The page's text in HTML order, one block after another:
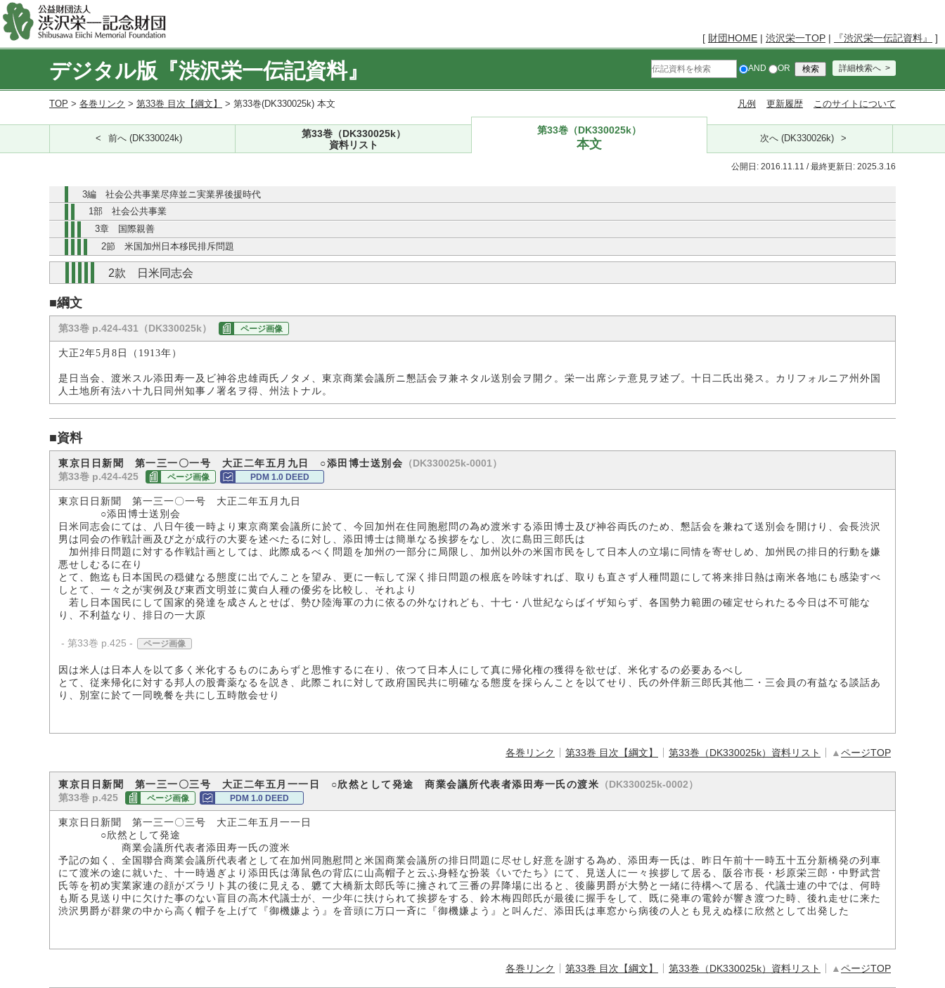
[ 財団HOME | 渋沢栄一TOP | 『渋沢栄一伝記資料』 ]
デジタル版『渋沢栄一伝記資料』 AND OR 詳細検索へ
TOP > 各巻リンク > 第33巻 目次【綱文】 > 第33巻(DK330025k) 本文 凡例 更新履歴 このサイトについて
前へ (DK330024k)
第33巻（DK330025k）
資料リスト
第33巻（DK330025k）
本文 次へ (DK330026k)
公開日: 2016.11.11 / 最終更新日: 2025.3.16
3編 社会公共事業尽瘁並ニ実業界後援時代
1部 社会公共事業
3章 国際親善
2節 米国加州日本移民排斥問題
2款 日米同志会
■綱文
第33巻 p.424-431（DK330025k） ページ画像
大正2年5月8日（1913年）
是日当会、渡米スル添田寿一及ビ神谷忠雄両氏ノタメ、東京商業会議所ニ懇話会ヲ兼ネタル送別会ヲ開ク。栄一出席シテ意見ヲ述ブ。十日二氏出発ス。カリフォルニア州外国
人土地所有法ハ十九日同州知事ノ署名ヲ得、州法トナル。
■資料
東京日日新聞 第一三一〇一号 大正二年五月九日 ○添田博士送別会 （DK330025k-0001）
第33巻 p.424-425
ページ画像 PDM 1.0 DEED
東京日日新聞 第一三一〇一号 大正二年五月九日
○添田博士送別会
日米同志会にては、八日午後一時より東京商業会議所に於て、今回加州在住同胞慰問の為め渡米する添田博士及び神谷両氏のため、懇話会を兼ねて送別会を開けり、会長渋沢
男は同会の作戦計画及び之が成行の大要を述べたるに対し、添田博士は簡単なる挨拶をなし、次に島田三郎氏は
加州排日問題に対する作戦計画としては、此際成るべく問題を加州の一部分に局限し、加州以外の米国市民をして日本人の立場に同情を寄せしめ、加州民の排日的行動を嫌
悪せしむるに在り
とて、飽迄も日本国民の穏健なる態度に出でんことを望み、更に一転して深く排日問題の根底を吟味すれば、取りも直さず人種問題にして将来排日熱は南米各地にも感染すべ
しとて、一々之が実例及び東西文明並に黄白人種の優劣を比較し、それより
若し日本国民にして国家的発達を成さんとせば、勢ひ陸海軍の力に依るの外なけれども、十七・八世紀ならばイザ知らず、各国勢力範囲の確定せられたる今日は不可能な
り、不利益なり、排日の一大原
- 第33巻 p.425 - ページ画像
因は米人は日本人を以て多く米化するものにあらずと思惟するに在り、依つて日本人にして真に帰化権の獲得を欲せば、米化するの必要あるべし
とて、従来帰化に対する邦人の股膏薬なるを説き、此際これに対して政府国民共に明確なる態度を採らんことを以てせり、氏の外伴新三郎氏其他二・三会員の有益なる談話あ
り、別室に於て一同晩餐を共にし五時散会せり
各巻リンク 第33巻 目次【綱文】 第33巻（DK330025k）資料リスト ▲ページTOP
東京日日新聞 第一三一〇三号 大正二年五月一一日 ○欣然として発途 商業会議所代表者添田寿一氏の渡米 （DK330025k-0002）
第33巻 p.425
ページ画像 PDM 1.0 DEED
東京日日新聞 第一三一〇三号 大正二年五月一一日
○欣然として発途
商業会議所代表者添田寿一氏の渡米
予記の如く、全国聯合商業会議所代表者として在加州同胞慰問と米国商業会議所の排日問題に尽せし好意を謝する為め、添田寿一氏は、昨日午前十一時五十五分新橋発の列車
にて渡米の途に就いた、十一時過ぎより添田氏は薄鼠色の背広に山高帽子と云ふ身軽な扮装《いでたち》にて、見送人に一々挨拶して居る、阪谷市長・杉原栄三郎・中野武営
氏等を初め実業家連の顔がズラリト其の後に見える、軈て大橋新太郎氏等に擁されて三番の昇降場に出ると、後藤男爵が大勢と一緒に待構へて居る、代議士連の中では、何時
も斯る見送り中に欠けた事のない盲目の高木代議士が、一少年に扶けられて挨拶をする、鈴木梅四郎氏が最後に握手をして、既に発車の電鈴が響き渡つた時、後れ走せに来た
渋沢男爵が群衆の中から高く帽子を上げて『御機嫌よう』を音頭に万口一斉に『御機嫌よう』と叫んだ、添田氏は車窓から病後の人とも見えぬ様に欣然として出発した
各巻リンク 第33巻 目次【綱文】 第33巻（DK330025k）資料リスト ▲ページTOP